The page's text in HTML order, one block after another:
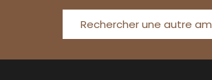
Rechercher une autre